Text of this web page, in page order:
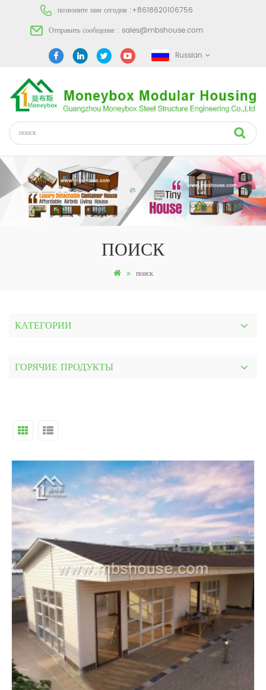
позвоните нам сегодня :+8618620106756
Отправить сообщение : sales@mbshouse.com
Russian
ПОИСК
поиск
КАТЕГОРИИ
ГОРЯЧИЕ ПРОДУКТЫ